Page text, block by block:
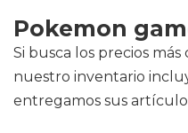
Pokemon
Si busca los precios
nuestro inventario
entregamos sus